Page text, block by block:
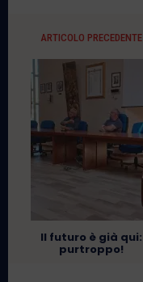
ARTICOLO PRECEDENTE
Il futuro è già qui:
purtroppo!